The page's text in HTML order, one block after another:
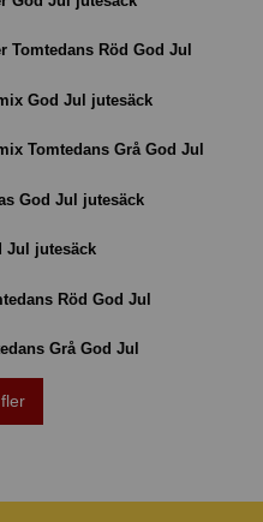
Tomtedans Röd God Jul
God Jul jutesäck
Tomtedans Grå God Jul
God Jul jutesäck
Jul jutesäck
Röd God Jul
Grå God Jul